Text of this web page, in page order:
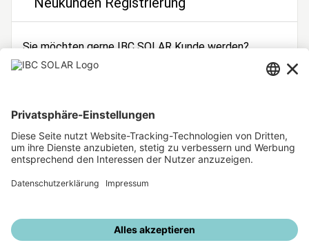
Sie möchten gerne IBC SOLAR Kunde werden?
Dann registrieren Sie sich jetzt!
Unsere weiteren Angebote
IBC SOLAR Webseite